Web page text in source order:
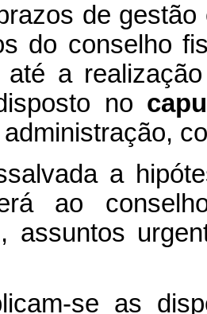
de gestão
do conselho
até a
no
a
ao
, assuntos
se as